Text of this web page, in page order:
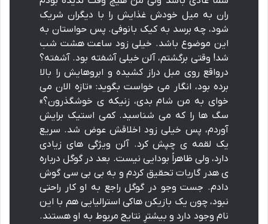
ران به میل خودش غذایش را با دیگران شریک
شود، چه برسد به کیک بانوفی. پس حواستان به
این موضوع باشد. خیلی زود ساعت هشت شب
شد! وقتی برگشتم، آلن خیلی آشفته بود. آشفته؟
درواقع روی مبل دراز کشیده و ابروهایش را بالا
برده بود، انگار می خواست بگوید: «تازه الان می
خوای به من شام بدی، زنیکه ی خوشگذرون؟»
سگ ها را که می شناسید. کمی استیک برایش
آوردم، پس خیلی زود اخلاقش عوض شد. سریع
یک لقمه ی چپش کرد. آلن ویژگی های زیادی
دارد، ولی ظاهراً بودایی نیست. بعد در گوگل درباره
ی هدر گاربات تحقیق کردم و به بی بی سی گوش
دادم. جست وجو در گوگل راجع به او کار راحتی
نبود، چون یک بازیکن هاکی استرالیایی هم با این
نام وجود دارد و بیشترِ نتایج مربوط به او هستند.